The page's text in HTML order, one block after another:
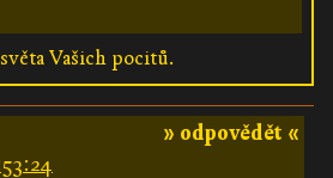
Vašich pocitů.
» odpovědět «